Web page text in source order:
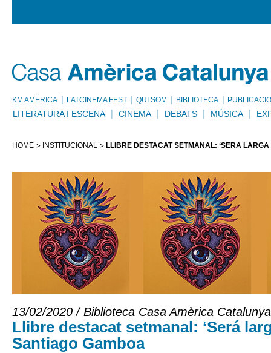
KM AMÈRICA LATCINEMA FEST QUI SOM BIBLIOTECA
LITERATURA I ESCENA CINEMA DEBATS MÚSICA
HOME INSTITUCIONAL LLIBRE DESTACAT SETMANAL: ‘SERÁ
13/02/2020 / Biblioteca Casa Amèrica Catalunya
Llibre destacat setmanal: ‘Será
Santiago Gamboa